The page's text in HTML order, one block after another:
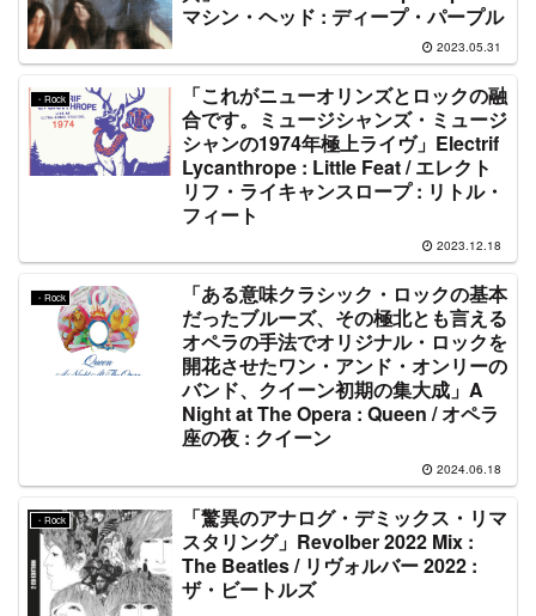
マシン・ヘッド : ディープ・パープル
2023.05.31
・Rock
「これがニューオリンズとロックの融
合です。ミュージシャンズ・ミュージ
シャンの1974年極上ライヴ」Electrif
Lycanthrope : Little Feat / エレクト
リフ・ライキャンスロープ : リトル・
フィート
2023.12.18
・Rock
「ある意味クラシック・ロックの基本
だったブルーズ、その極北とも言える
オペラの手法でオリジナル・ロックを
開花させたワン・アンド・オンリーの
バンド、クイーン初期の集大成」A
Night at The Opera : Queen / オペラ
座の夜 : クイーン
2024.06.18
・Rock
「驚異のアナログ・デミックス・リマ
スタリング」Revolber 2022 Mix :
The Beatles / リヴォルバー 2022 :
ザ・ビートルズ